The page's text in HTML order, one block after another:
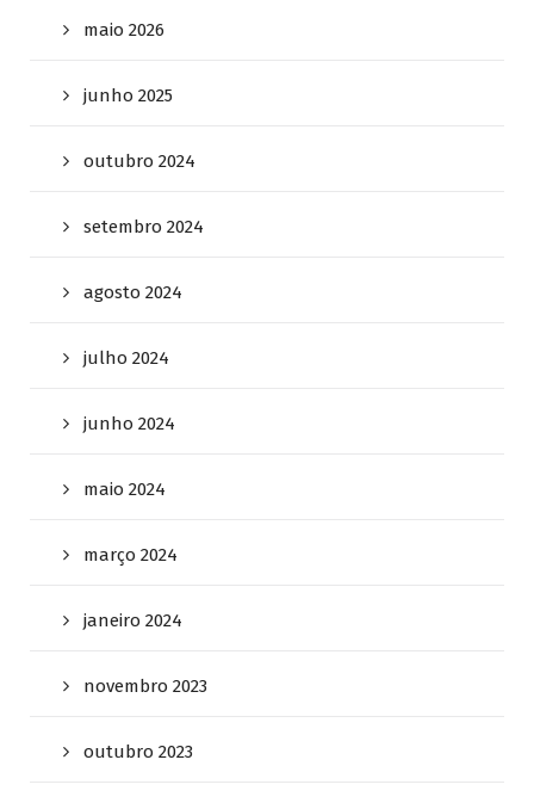
maio 2026
junho 2025
outubro 2024
setembro 2024
agosto 2024
julho 2024
junho 2024
maio 2024
março 2024
janeiro 2024
novembro 2023
outubro 2023